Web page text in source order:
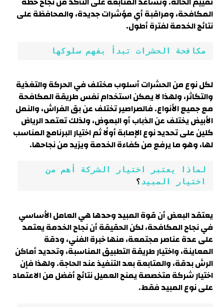
المكافحة، ومراقبة أي مؤشرات جديدة، والمحافظة على
نتائج الخدمة لفترة أطول.
مكافحة الحشرات تبدأ بفهم سلوكها
لكل نوع من الحشرات أسلوب مختلف في الحركة والتغذية
والتكاثر، ولهذا لا يمكن استخدام نفس طريقة المكافحة
مع جميع الأنواع. فالصراصير تختلف عن بق الفراش، والنمل
الأبيض يختلف عن الذباب أو البعوض، ولذلك تعتمد الرياض
كلين على تحديد نوع الإصابة أولًا ثم اختيار البرنامج المناسب
لها، وهو ما يرفع من كفاءة الخدمة ويزيد من نجاحها.
لماذا يعتبر اختيار الشركة أهم من
اختيار المبيد؟
يعتقد البعض أن قوة المبيد وحدها هي العامل الأساسي
في نجاح المكافحة، لكن الحقيقة أن نجاح الخدمة يعتمد
على عدة عناصر مجتمعة، منها خبرة الفني، ودقة
المعاينة، واختيار طريقة التطبيق المناسبة، وتحديد أماكن
الرش بدقة، والمتابعة بعد التنفيذ عند الحاجة. ولهذا فإن
اختيار شركة متخصصة يمنح العميل نتائج أفضل من الاعتماد
على نوع المبيد فقط.